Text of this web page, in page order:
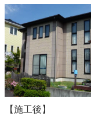
【施工後】